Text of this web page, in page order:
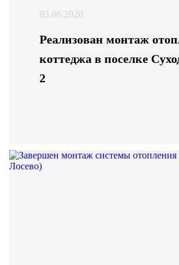
03.06.2020
Реализован монтаж
коттеджа в поселке
2